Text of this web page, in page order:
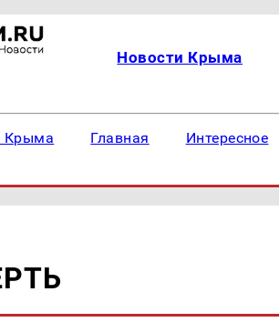
Новости Крыма
Крыма Главная Интересное